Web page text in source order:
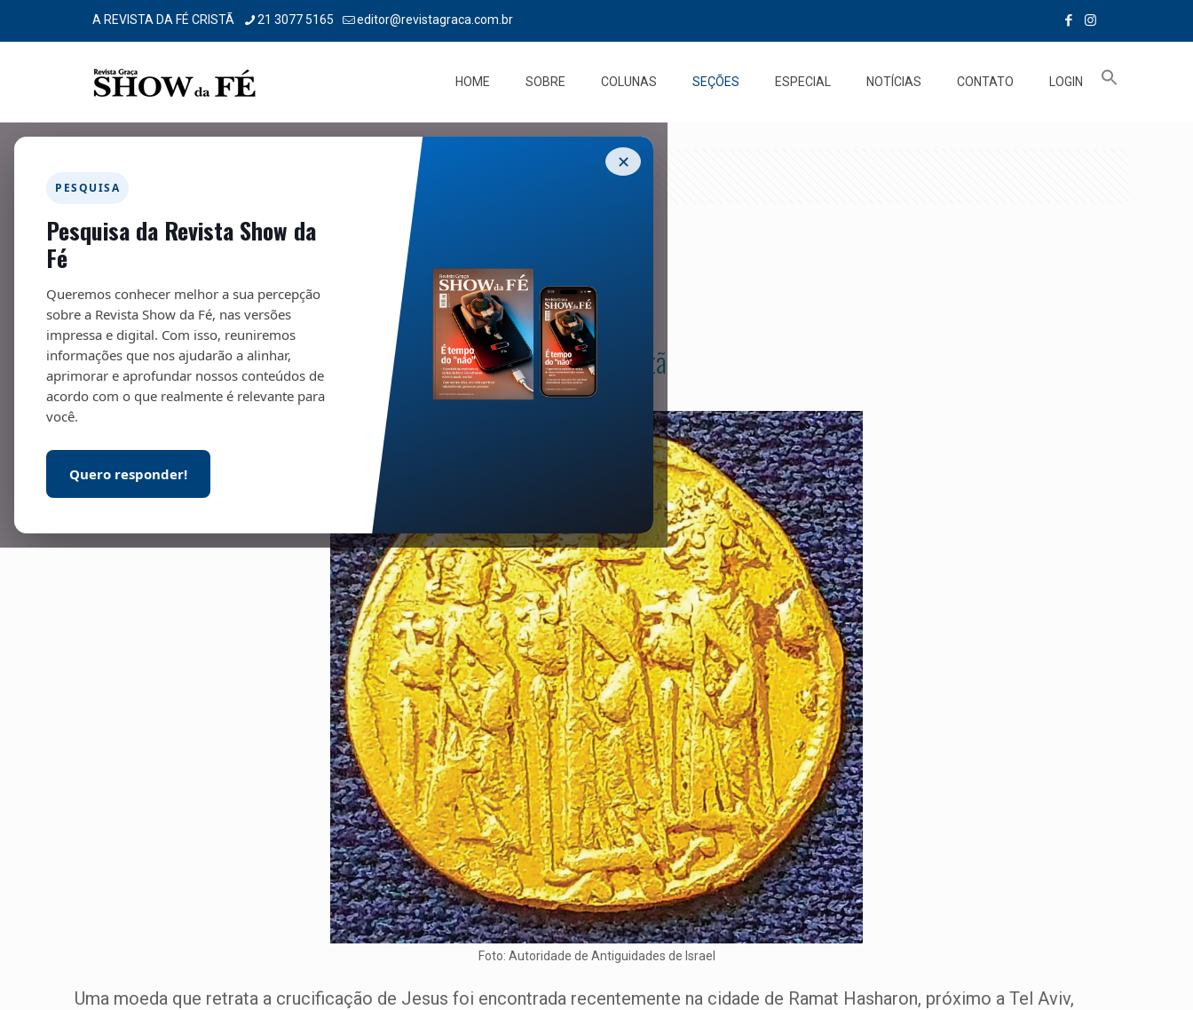
A REVISTA DA FÉ CRISTÃ 21 3077 5165 editor@revistagraca.com.br
HOME SOBRE COLUNAS SEÇÕES ESPECIAL NOTÍCIAS CONTATO LOGIN
✕
PESQUISA
Pesquisa da Revista Show da
Fé
Queremos conhecer melhor a sua percepção
sobre a Revista Show da Fé, nas versões
impressa e digital. Com isso, reuniremos
informações que nos ajudarão a alinhar,
aprimorar e aprofundar nossos conteúdos de
acordo com o que realmente é relevante para
você.
Quero responder!
Telescópio – 267
Presença cristã
Foto: Autoridade de Antiguidades de Israel
Uma moeda que retrata a crucificação de Jesus foi encontrada recentemente na cidade de Ramat Hasharon, próximo a Tel Aviv,